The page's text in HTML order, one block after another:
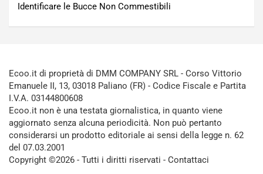
Identificare le Bucce Non Commestibili
Ecoo.it di proprietà di DMM COMPANY SRL - Corso Vittorio
Emanuele II, 13, 03018 Paliano (FR) - Codice Fiscale e Partita
I.V.A. 03144800608
Ecoo.it non è una testata giornalistica, in quanto viene
aggiornato senza alcuna periodicità. Non può pertanto
considerarsi un prodotto editoriale ai sensi della legge n. 62
del 07.03.2001
Copyright ©2026 - Tutti i diritti riservati - Contattaci